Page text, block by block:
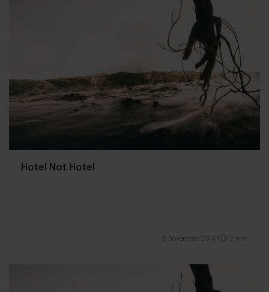
Hotel Not Hotel
5 november 2014 2 min